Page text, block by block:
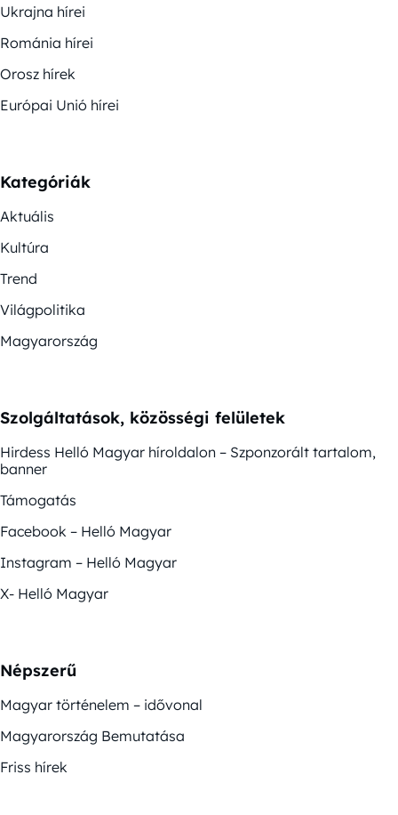
Ukrajna hírei
Románia hírei
Orosz hírek
Európai Unió hírei
Kategóriák
Aktuális
Kultúra
Trend
Világpolitika
Magyarország
Szolgáltatások, közösségi felületek
Hirdess Helló Magyar híroldalon – Szponzorált tartalom,
banner
Támogatás
Facebook – Helló Magyar
Instagram – Helló Magyar
X- Helló Magyar
Népszerű
Magyar történelem – idővonal
Magyarország Bemutatása
Friss hírek